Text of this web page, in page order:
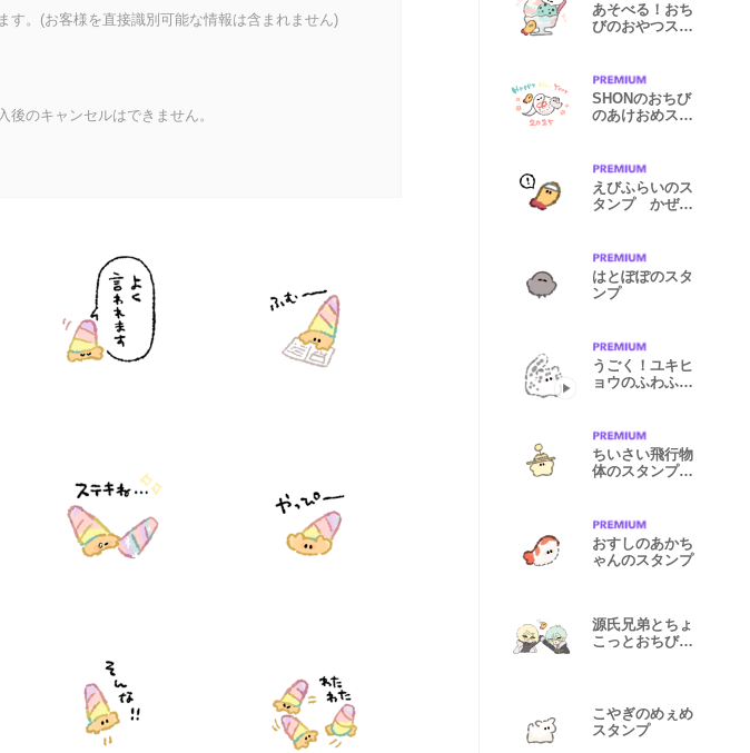
す。(お客様を直接識別可能な情報は含まれません)
のキャンセルはできません。
あそべる！おち
びのおやつスタ
SHONのおちび
のあけおめスタ
えびふらいのス
タンプ かぜぴ
はとぽぽのスタ
ンプ
うごく！ユキヒ
ョウのふわふわ
ちいさい飛行物
体のスタンプ
おすしのあかち
ゃんのスタンプ
源氏兄弟とちょ
こっとおちびの
こやぎのめぇめ
スタンプ